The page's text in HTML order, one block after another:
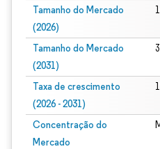
Tamanho do Mercado
(2026)
Tamanho do Mercado
(2031)
Taxa de crescimento
(2026 - 2031)
Concentração do
Mercado